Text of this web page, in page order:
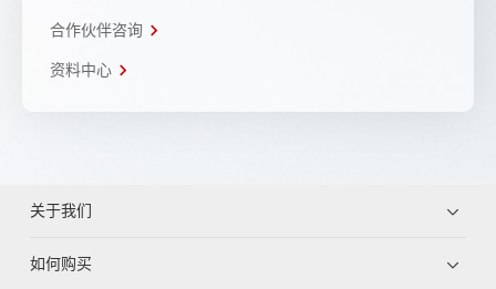
合作伙伴咨询
资料中心
关于我们
如何购买